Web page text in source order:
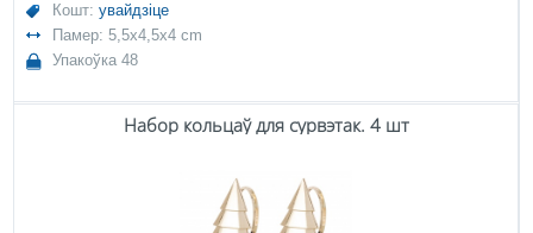
Кошт:увайдзіце
Памер: 5,5x4,5x4 cm
Упакоўка 48
Набор кольцаў для сурвэтак. 4 шт